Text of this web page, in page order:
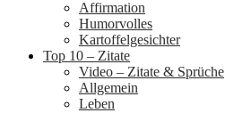
Affirmation
Humorvolles
Kartoffelgesichter
Top 10 – Zitate
Video – Zitate & Sprüche
Allgemein
Leben